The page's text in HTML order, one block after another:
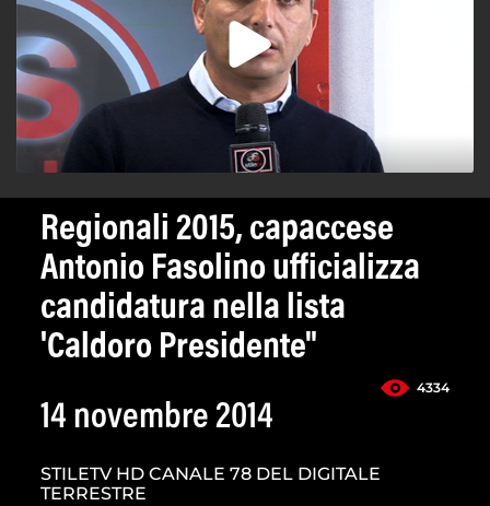
Regionali 2015, capaccese
Antonio Fasolino ufficializza
candidatura nella lista
'Caldoro Presidente"
4334
14 novembre 2014
STILETV HD CANALE 78 DEL DIGITALE
TERRESTRE